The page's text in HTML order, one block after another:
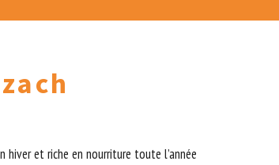
hiver et riche en nourriture toute l’année